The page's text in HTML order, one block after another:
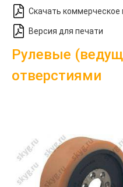
Скачать
Версия для печати
Рулевые
отверстиями